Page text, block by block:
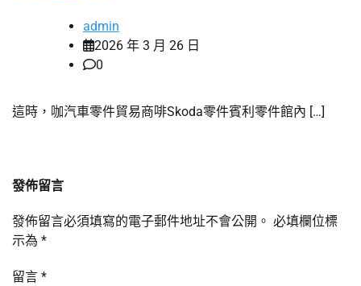
admin
2026 年 3 月 26 日
0
這時，咖汽車零件貿易商啡Skoda零件賓利零件館內 […]
發佈留言
發佈留言必須填寫的電子郵件地址不會公開。 必填欄位標
示為 *
留言 *